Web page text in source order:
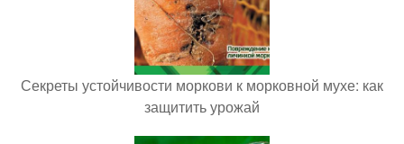
Секреты устойчивости моркови к морковной мухе: как
защитить урожай